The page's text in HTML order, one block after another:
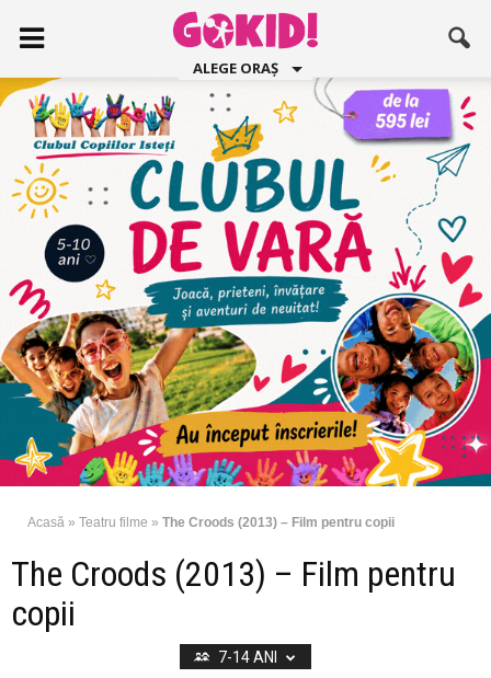
ALEGE ORAȘ
Acasă » Teatru filme » The Croods (2013) – Film pentru copii
The Croods (2013) – Film pentru
copii
7-14 ANI